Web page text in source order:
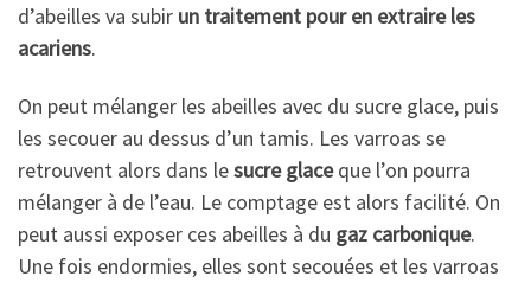
d’abeilles va subir un traitement pour en extraire les
acariens.
On peut mélanger les abeilles avec du sucre glace, puis
les secouer au dessus d’un tamis. Les varroas se
retrouvent alors dans lesucre glaceque l’on pourra
mélanger à de l’eau. Le comptage est alors facilité. On
peut aussi exposer ces abeilles à du gaz carbonique.
Une fois endormies, elles sont secouées et les varroas